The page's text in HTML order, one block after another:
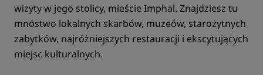
wizyty w jego stolicy, mieście Imphal. Znajdziesz tu
mnóstwo lokalnych skarbów, muzeów, starożytnych
zabytków, najróżniejszych restauracji i ekscytujących
miejsc kulturalnych.